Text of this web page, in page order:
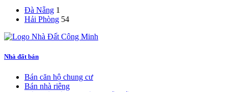
Đà Nẵng 1
Hải Phòng 54
Nhà đất bán
Bán căn hộ chung cư
Bán nhà riêng